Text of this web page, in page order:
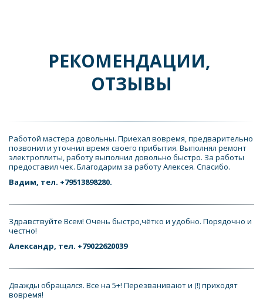
РЕКОМЕНДАЦИИ,
ОТЗЫВЫ
Работой мастера довольны. Приехал вовремя, предварительно
позвонил и уточнил время своего прибытия. Выполнял ремонт
электроплиты, работу выполнил довольно быстро. За работы
предоставил чек. Благодарим за работу Алексея. Спасибо.
Вадим, тел. +79513898280.
Здравствуйте Всем! Очень быстро,чётко и удобно. Порядочно и
честно!
Александр, тел. +79022620039
Дважды обращался. Все на 5+! Перезванивают и (!) приходят
вовремя!